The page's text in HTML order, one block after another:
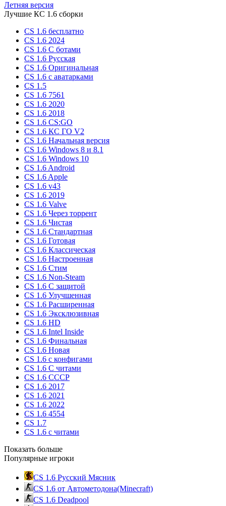
Летняя версия
Лучшие КС 1.6 сборки
CS 1.6 бесплатно
CS 1.6 2024
CS 1.6 С ботами
CS 1.6 Русская
CS 1.6 Оригинальная
CS 1.6 c аватарками
CS 1.5
CS 1.6 7561
CS 1.6 2020
CS 1.6 2018
CS 1.6 CS:GO
CS 1.6 КС ГО V2
CS 1.6 Начальная версия
CS 1.6 Windows 8 и 8.1
CS 1.6 Windows 10
CS 1.6 Android
CS 1.6 Apple
CS 1.6 v43
CS 1.6 2019
CS 1.6 Valve
CS 1.6 Через торрент
CS 1.6 Чистая
CS 1.6 Стандартная
CS 1.6 Готовая
CS 1.6 Классическая
CS 1.6 Настроенная
CS 1.6 Стим
CS 1.6 Non-Steam
CS 1.6 C защитой
CS 1.6 Улучшенная
CS 1.6 Расширенная
CS 1.6 Эксклюзивная
CS 1.6 HD
CS 1.6 Intel Inside
CS 1.6 Финальная
CS 1.6 Новая
CS 1.6 с конфигами
CS 1.6 С читами
CS 1.6 CCCP
CS 1.6 2017
CS 1.6 2021
CS 1.6 2022
CS 1.6 4554
CS 1.7
CS 1.6 с читами
Показать больше
Популярные игроки
CS 1.6 Русский Мясник
CS 1.6 от Автометодона(Minecraft)
CS 1.6 Deadpool